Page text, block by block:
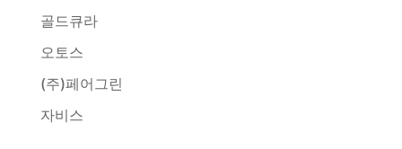
골드큐라
오토스
(주)페어그린
자비스